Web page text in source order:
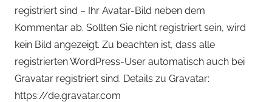
registriert sind – Ihr Avatar-Bild neben dem
Kommentar ab. Sollten Sie nicht registriert sein, wird
kein Bild angezeigt. Zu beachten ist, dass alle
registrierten WordPress-User automatisch auch bei
Gravatar registriert sind. Details zu Gravatar:
https://de.gravatar.com